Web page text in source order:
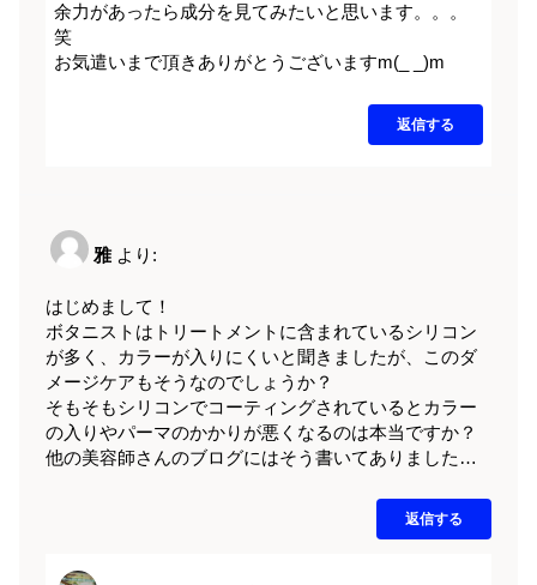
余力があったら成分を見てみたいと思います。。。
笑
お気遣いまで頂きありがとうございますm(_ _)m
返信する
雅 より:
はじめまして！
ボタニストはトリートメントに含まれているシリコン
が多く、カラーが入りにくいと聞きましたが、このダ
メージケアもそうなのでしょうか？
そもそもシリコンでコーティングされているとカラー
の入りやパーマのかかりが悪くなるのは本当ですか？
他の美容師さんのブログにはそう書いてありました…
返信する